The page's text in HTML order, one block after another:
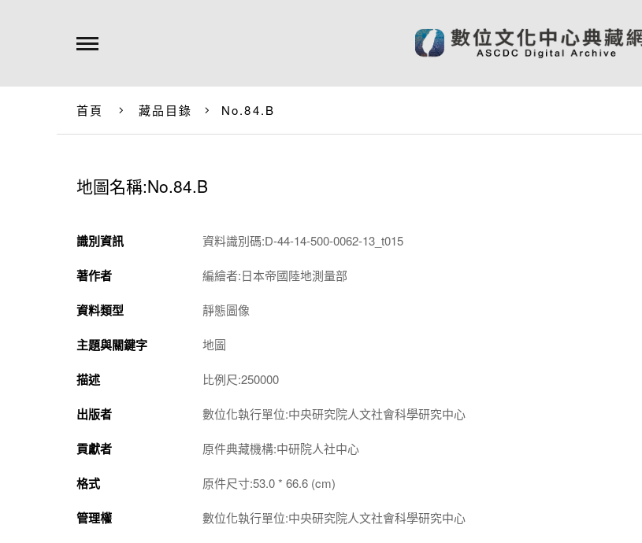
首頁 藏品目錄 No.84.B
地圖名稱:No.84.B
識別資訊 資料識別碼:D-44-14-500-0062-13_t015
著作者 編繪者:日本帝國陸地測量部
資料類型 靜態圖像
主題與關鍵字 地圖
描述 比例尺:250000
出版者 數位化執行單位:中央研究院人文社會科學研究中心
貢獻者 原件典藏機構:中研院人社中心
格式 原件尺寸:53.0 * 66.6 (cm)
管理權 數位化執行單位:中央研究院人文社會科學研究中心